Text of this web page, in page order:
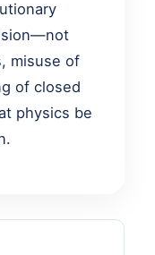
misuse of
of closed
physics be